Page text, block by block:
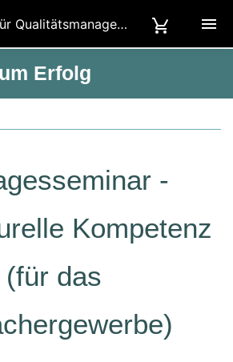
Erfolg
-
Kompetenz
(für das
BasiQ - Akademie für Qualitätsmanagement und Datenschutz in Berlin